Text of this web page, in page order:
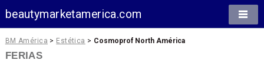
beautymarketamerica.com
BM América > Estética > Cosmoprof North América
FERIAS